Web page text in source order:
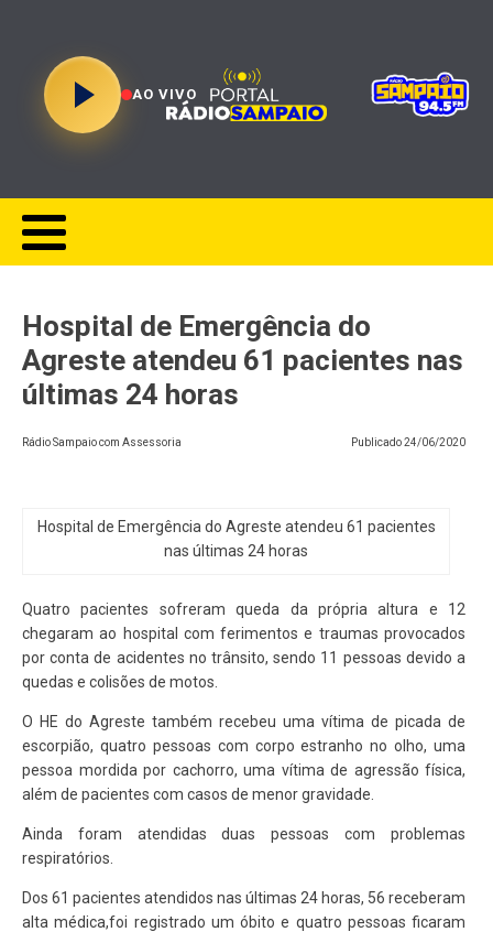
AO VIVO
Hospital de Emergência do
Agreste atendeu 61 pacientes nas
últimas 24 horas
Rádio Sampaio com Assessoria Publicado24/06/2020
Hospital de Emergência do Agreste atendeu 61 pacientes
nas últimas 24 horas
Quatro pacientes sofreram queda da própria altura e 12
chegaram ao hospital com ferimentos e traumas provocados
por conta de acidentes no trânsito, sendo 11 pessoas devido a
quedas e colisões de motos.
O HE do Agreste também recebeu uma vítima de picada de
escorpião, quatro pessoas com corpo estranho no olho, uma
pessoa mordida por cachorro, uma vítima de agressão física,
além de pacientes com casos de menor gravidade.
Ainda foram atendidas duas pessoas com problemas
respiratórios.
Dos 61 pacientes atendidos nas últimas 24 horas, 56 receberam
alta médica,foi registrado um óbito e quatro pessoas ficaram